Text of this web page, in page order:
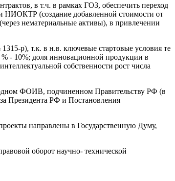
в т.ч. в рамках ГОЗ, обеспечить переход
НИОКТР (создание добавленной стоимости от
нематериальные активы), в привлечении
р), т.к. в н.в. ключевые стартовые условия те
- 10%; доля инновационной продукции в
собственности рост числа
одном ФОИВ, подчиненном Правительству РФ (в
Президента РФ и Постановления
направлены в Государственную Думу,
оборот научно- технической